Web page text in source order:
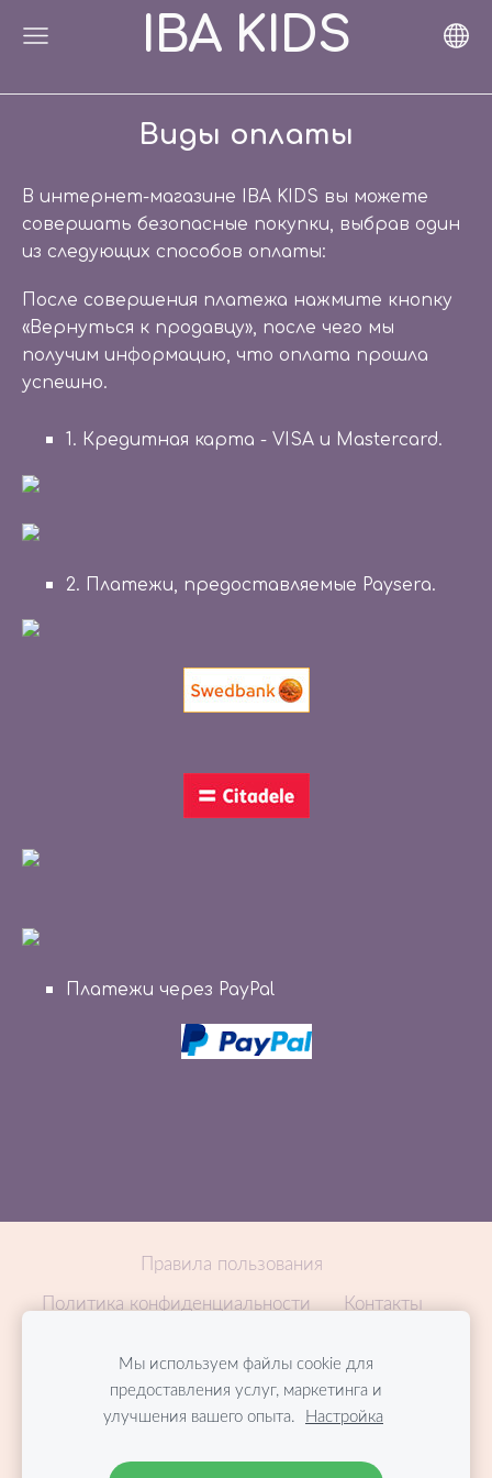
IBA KIDS
Виды оплаты
В интернет-магазине IBA KIDS вы можете
совершать безопасные покупки, выбрав один
из следующих способов оплаты:
После совершения платежа нажмите кнопку
«Вернуться к продавцу», после чего мы
получим информацию, что оплата прошла
успешно.
1. Кредитная карта - VISA и Mastercard.
2. Платежи, предоставляемые Paysera.
Платежи через PayPal
Правила пользования
Политика конфиденциальности
Контакты
Сотрудничество
Файлы cookie
Мы используем файлы cookie для
предоставления услуг, маркетинга и
улучшения вашего опыта. Настройка